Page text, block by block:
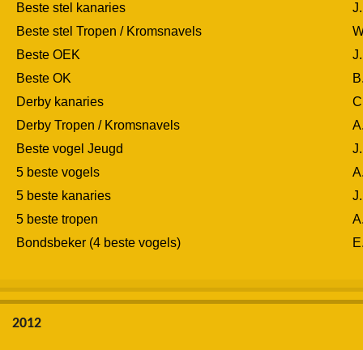
Beste stel kanaries
Beste stel Tropen / Kromsnavels
Beste OEK
Beste OK
Derby kanaries
Derby Tropen / Kromsnavels
Beste vogel Jeugd
5 beste vogels
5 beste kanaries
5 beste tropen
Bondsbeker (4 beste vogels)
2012